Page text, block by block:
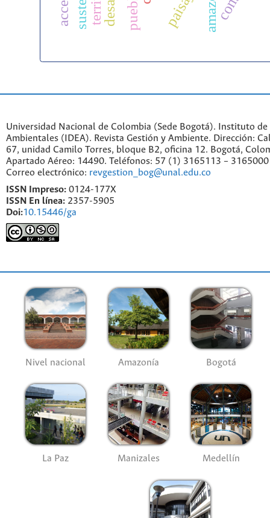
Universidad Nacional de Colombia (Sede Bogotá). Instituto de
Ambientales (IDEA). Revista Gestión y Ambiente. Dirección:
67, unidad Camilo Torres, bloque B2, oficina 12. Bogotá,
Apartado Aéreo: 14490. Teléfonos: 57 (1) 3165113 –
Correo electrónico: revgestion_bog@unal.edu.co
ISSN Impreso: 0124-177X
ISSN En línea: 2357-5905
Doi:10.15446/ga
Nivel nacional Amazonía Bogotá
La Paz Manizales Medellín